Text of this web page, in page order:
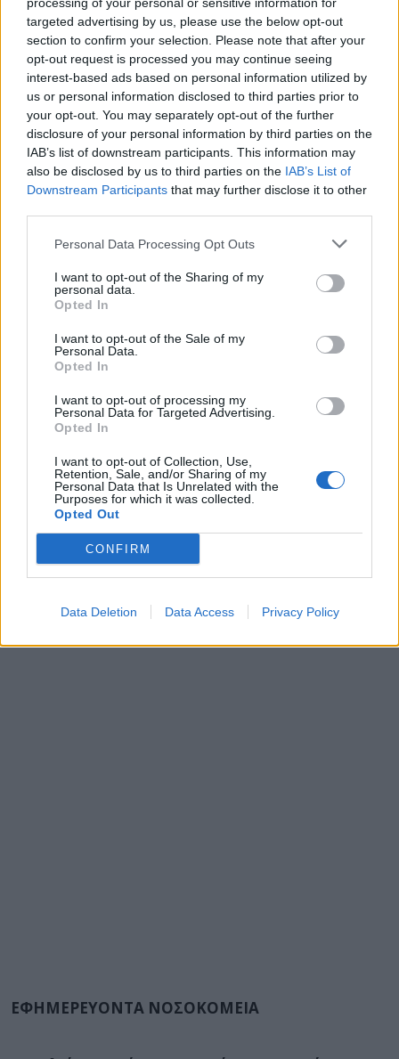
targeted advertising by us, please use the below opt-out
section to confirm your selection. Please note that after your
opt-out request is processed you may continue seeing
interest-based ads based on personal information utilized by
us or personal information disclosed to third parties prior to
your opt-out. You may separately opt-out of the further
disclosure of your personal information by third parties on the
IAB’s list of downstream participants. This information may
also be disclosed by us to third parties on the IAB’s List of
Downstream Participants that may further disclose it to other
Personal Data Processing Opt Outs
I want to opt-out of the Sharing of my
personal data.
Opted In
I want to opt-out of the Sale of my
Personal Data.
Opted In
I want to opt-out of processing my
Personal Data for Targeted Advertising.
Opted In
I want to opt-out of Collection, Use,
Retention, Sale, and/or Sharing of my
Personal Data that Is Unrelated with the
Purposes for which it was collected.
Opted Out
CONFIRM
Data Deletion Data Access Privacy Policy
ΥΓΕΙΑ 08 Αυγούστου 2026 15:01
Το φαρμακείο των διακοπών: Τι να πάρετε μαζί σας
για πονοκέφαλο, αλλεργίες, δυσπεψία και τραύματα
ΥΓΕΙΑ 08 Αυγούστου 2026 13:03
αντηλιακό
ΕΦΗΜΕΡΕΥΟΝΤΑ ΝΟΣΟΚΟΜΕΙΑ